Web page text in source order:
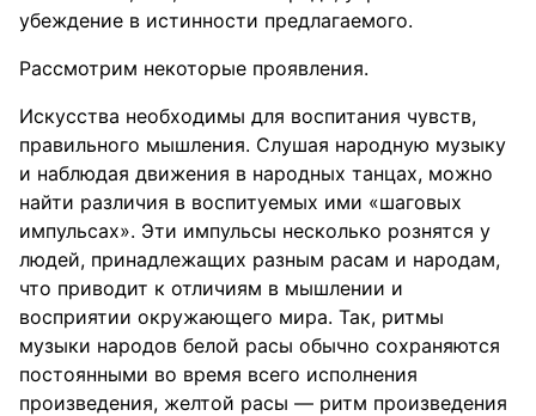
убеждение в истинности предлагаемого.
Рассмотрим некоторые проявления.
Искусства необходимы для воспитания чувств,
правильного мышления. Слушая народную музыку
и наблюдая движения в народных танцах, можно
найти различия в воспитуемых ими «шаговых
импульсах». Эти импульсы несколько рознятся у
людей, принадлежащих разным расам и народам,
что приводит к отличиям в мышлении и
восприятии окружающего мира. Так, ритмы
музыки народов белой расы обычно сохраняются
постоянными во время всего исполнения
произведения, желтой расы — ритм произведения